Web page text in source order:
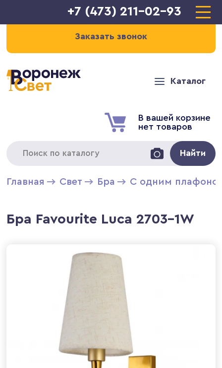
+7 (473) 211-02-93
Заказать звонок
Каталог
В вашей корзине
нет товаров
Найти
Главная Свет Бра С одним
Бра Favourite Luca 2703-1W